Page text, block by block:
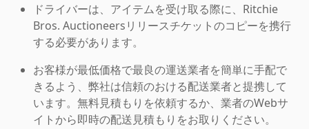
ドライバーは、アイテムを受け取る際に、Ritchie
Bros. Auctioneersリリースチケットのコピーを携行
する必要があります。
お客様が最低価格で最良の運送業者を簡単に手配で
きるよう、弊社は信頼のおける配送業者と提携して
います。無料見積もりを依頼するか、業者のWebサ
イトから即時の配送見積もりをお取りください。